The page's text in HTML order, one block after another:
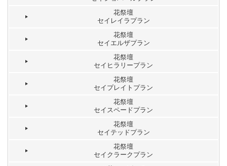
花祭壇
セイレイラプラン
花祭壇
セイエルザプラン
花祭壇
セイヒラリープラン
花祭壇
セイプレイトプラン
花祭壇
セイスペードプラン
花祭壇
セイテッドプラン
花祭壇
セイクラークプラン